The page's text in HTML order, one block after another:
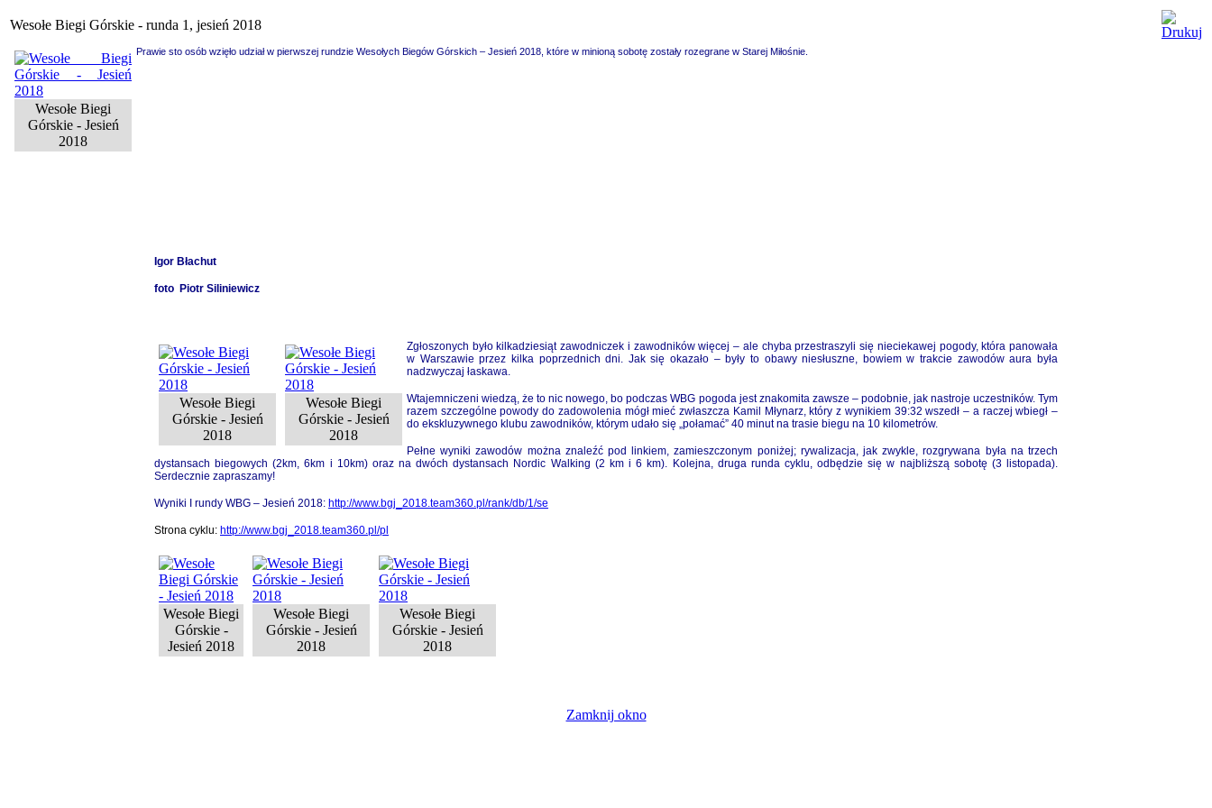
Wesołe Biegi Górskie - runda 1, jesień 2018
Wesołe Biegi
Górskie - Jesień
2018
Prawie sto osób wzięło udział w pierwszej rundzie Wesołych Biegów Górskich – Jesień 2018, które w minioną sobotę zostały rozegrane w Starej Miłośnie.
Igor Błachut
foto Piotr Siliniewicz
Wesołe Biegi
Górskie - Jesień
2018
Wesołe Biegi
Górskie - Jesień
2018
Zgłoszonych było kilkadziesiąt zawodniczek i zawodników więcej – ale chyba przestraszyli się nieciekawej pogody, która panowała
w Warszawie przez kilka poprzednich dni. Jak się okazało – były to obawy niesłuszne, bowiem w trakcie zawodów aura była
nadzwyczaj łaskawa.
Wtajemniczeni wiedzą, że to nic nowego, bo podczas WBG pogoda jest znakomita zawsze – podobnie, jak nastroje uczestników. Tym
razem szczególne powody do zadowolenia mógł mieć zwłaszcza Kamil Młynarz, który z wynikiem 39:32 wszedł – a raczej wbiegł –
do ekskluzywnego klubu zawodników, którym udało się „połamać” 40 minut na trasie biegu na 10 kilometrów.
Pełne wyniki zawodów można znaleźć pod linkiem, zamieszczonym poniżej; rywalizacja, jak zwykle, rozgrywana była na trzech
dystansach biegowych (2km, 6km i 10km) oraz na dwóch dystansach Nordic Walking (2 km i 6 km). Kolejna, druga runda cyklu, odbędzie się w najbliższą sobotę (3 listopada).
Serdecznie zapraszamy!
Wyniki I rundy WBG – Jesień 2018: http://www.bgj_2018.team360.pl/rank/db/1/se
Strona cyklu: http://www.bgj_2018.team360.pl/pl
Wesołe Biegi
Górskie -
Jesień 2018
Wesołe Biegi
Górskie - Jesień
2018
Wesołe Biegi
Górskie - Jesień
2018
Zamknij okno